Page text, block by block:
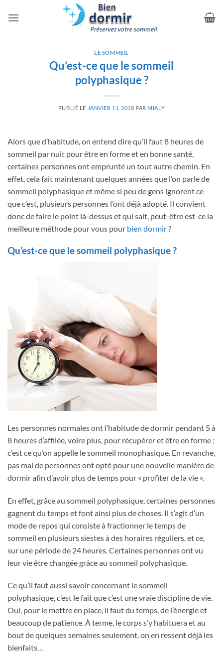
LE SOMMEIL
Qu’est-ce que le sommeil
polyphasique ?
PUBLIÉ LE JANVIER 11, 2018 PAR MIALY
Alors que d’habitude, on entend dire qu’il faut 8 heures de
sommeil par nuit pour être en forme et en bonne santé,
certaines personnes ont emprunté un tout autre chemin. En
effet, cela fait maintenant quelques années que l’on parle de
sommeil polyphasique et même si peu de gens ignorent ce
que c’est, plusieurs personnes l’ont déjà adopté. Il convient
donc de faire le point là-dessus et qui sait, peut-être est-ce la
meilleure méthode pour vous pour bien dormir?
Qu’est-ce que le sommeil polyphasique ?
Les personnes normales ont l’habitude de dormir pendant 5 à
8 heures d’affilée, voire plus, pour récupérer et être en forme ;
c’est ce qu’on appelle le sommeil monophasique. En revanche,
pas mal de personnes ont opté pour une nouvelle manière de
dormir afin d’avoir plus de temps pour « profiter de la vie ».
En effet, grâce au sommeil polyphasique, certaines personnes
gagnent du temps et font ainsi plus de choses. Il s’agit d’un
mode de repos qui consiste à fractionner le temps de
sommeil en plusieurs siestes à des horaires réguliers, et ce,
sur une période de 24 heures. Certaines personnes ont vu
leur vie être changée grâce au sommeil polyphasique.
Ce qu’il faut aussi savoir concernant le sommeil
polyphasique, c’est le fait que c’est une vraie discipline de vie.
Oui, pour le mettre en place, il faut du temps, de l’énergie et
beaucoup de patience. À terme, le corps s’y habituera et au
bout de quelques semaines seulement, on en ressent déjà les
bienfaits…